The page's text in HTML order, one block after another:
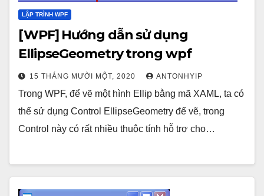
LẬP TRÌNH WPF
[WPF] Hướng dẫn sử dụng
EllipseGeometry trong wpf
15 THÁNG MƯỜI MỘT, 2020 ANTONHYIP
Trong WPF, để vẽ một hình Ellip bằng mã XAML, ta có
thể sử dụng Control EllipseGeometry để vẽ, trong
Control này có rất nhiều thuộc tính hỗ trợ cho…